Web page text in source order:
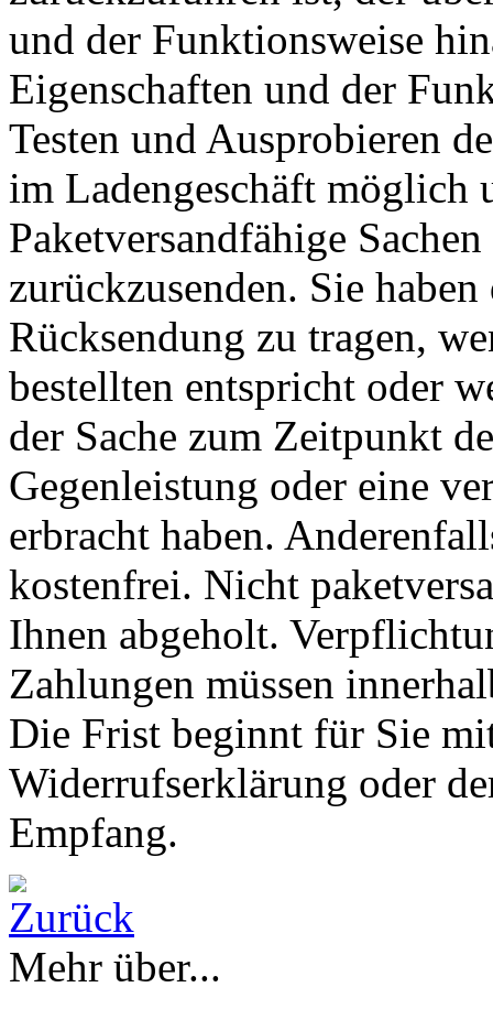
und der Funktionsweise
Eigenschaften und der
Testen und Ausprobieren
im Ladengeschäft möglich
Paketversandfähige
zurückzusenden. Sie
Rücksendung zu tragen,
bestellten entspricht oder
der Sache zum Zeitpunkt
Gegenleistung oder eine
erbracht haben.
kostenfrei. Nicht
Ihnen abgeholt.
Zahlungen müssen
Die Frist beginnt für Sie
Widerrufserklärung oder
Empfang.
Mehr über...